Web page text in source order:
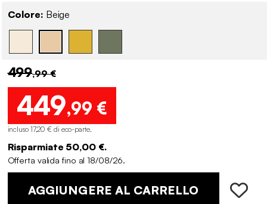
Colore: Beige
499,99 €
449,99 €
incluso 17,20 € di eco-parte.
Risparmiate 50,00 €.
Offerta valida fino al 18/08/26.
AGGIUNGERE AL CARRELLO